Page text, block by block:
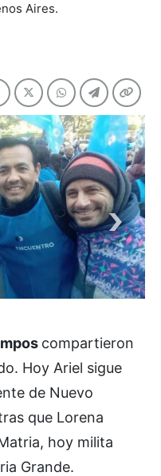
Aires.
compartieron
Hoy Ariel sigue
de Nuevo
que Lorena
hoy milita
Grande.